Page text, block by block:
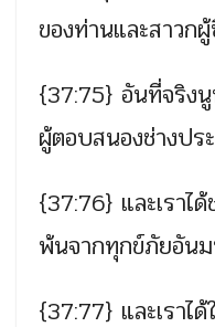
ของท่านและสาวก
{37:75} อันที่จริงนู
ผู้ตอบสนองช่างปร
{37:76} และเราไ
พ้นจากทุกข์ภัยอัน
{37:77} และเราไ